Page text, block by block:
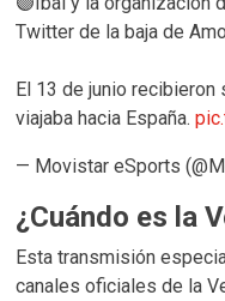
Twitter de la baja de
El 13 de junio recibieron
viajaba hacia España.
— Movistar eSports
¿Cuándo es la
Esta transmisión
canales oficiales de la